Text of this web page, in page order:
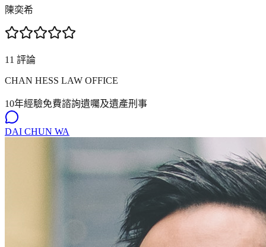
陳奕希
11 評論
CHAN HESS LAW OFFICE
10年經驗免費諮詢遺囑及遺產刑事
DAI CHUN WA